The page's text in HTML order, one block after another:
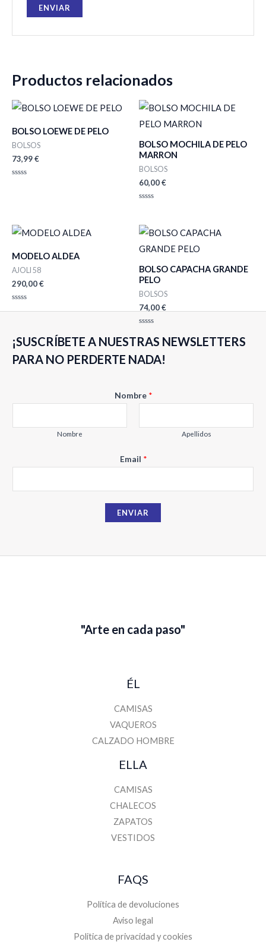
Productos relacionados
BOLSO LOEWE DE PELO
BOLSOS
73,99€
BOLSO MOCHILA DE PELO
MARRON
BOLSOS
60,00€
de
5
MODELO ALDEA
AJOLI 58
290,00€
BOLSO CAPACHA GRANDE
PELO
BOLSOS
74,00€
con
0
5
¡SUSCRÍBETE A NUESTRAS NEWSLETTERS
PARA NO PERDERTE NADA!
m
N
m
b
r
Nombre *
Nombre Apellidos
Email *
ENVIAR
"Arte en cada paso"
ÉL
CAMISAS
VAQUEROS
CALZADO HOMBRE
ELLA
CAMISAS
CHALECOS
ZAPATOS
VESTIDOS
FAQS
Política de devoluciones
Aviso legal
Politica de privacidad y cookies